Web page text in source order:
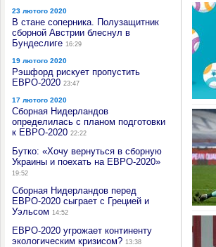
23 лютого 2020
В стане соперника. Полузащитник
сборной Австрии блеснул в
Бундеслиге 16:29
19 лютого 2020
Рэшфорд рискует пропустить
ЕВРО-2020 23:47
17 лютого 2020
Сборная Нидерландов
определилась с планом подготовки
к ЕВРО-2020 22:22
Бутко: «Хочу вернуться в сборную
Украины и поехать на ЕВРО-2020»
19:52
Сборная Нидерландов перед
ЕВРО-2020 сыграет с Грецией и
Уэльсом 14:52
ЕВРО-2020 угрожает континенту
экологическим кризисом? 13:38